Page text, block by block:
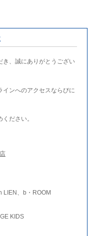
き、誠にありがとうござい
インへのアクセスならびに
ださい。
LIEN、b・ROOM
KIDS